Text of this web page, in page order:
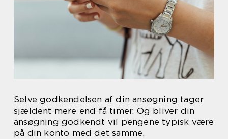
Selve godkendelsen af din ansøgning tager
sjældent mere end få timer. Og bliver din
ansøgning godkendt vil pengene typisk være
på din konto med det samme.